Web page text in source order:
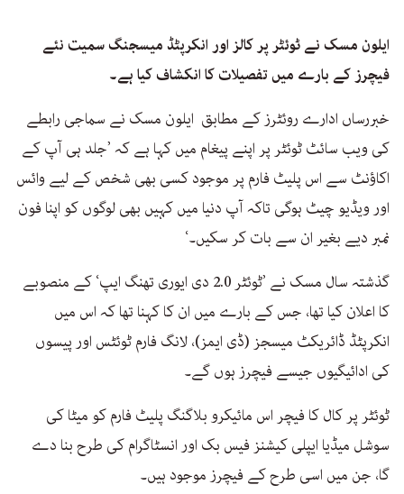
ایلون مسک نے ٹوئٹر پر کالز اور انکرپٹڈ میسجنگ سمیت نئے
فیچرز کے بارے میں تفصیلات کا انکشاف کیا ہے۔
خبررساں ادارے روئٹرز کے مطابق ایلون مسک نے سماجی رابطے
کی ویب سائٹ ٹوئٹر پر اپنے پیغام میں کہا ہے کہ ’جلد ہی آپ کے
اکاؤنٹ سے اس پلیٹ فارم پر موجود کسی بھی شخص کے لیے وائس
اور ویڈیو چیٹ ہوگی تاکہ آپ دنیا میں کہیں بھی لوگوں کو اپنا فون
نمبر دیے بغیر ان سے بات کر سکیں۔‘
گذشتہ سال مسک نے ’ٹوئٹر 2.0 دی ایوری تھنگ ایپ‘ کے منصوبے
کا اعلان کیا تھا، جس کے بارے میں ان کا کہنا تھا کہ اس میں
انکرپٹڈ ڈائریکٹ میسجز (ڈی ایمز)، لانگ فارم ٹوئٹس اور پیسوں
کی ادائیگیوں جیسے فیچرز ہوں گے۔
ٹوئٹر پر کال کا فیچر اس مائیکرو بلاگنگ پلیٹ فارم کو میٹا کی
سوشل میڈیا ایپلی کیشنز فیس بک اور انسٹاگرام کی طرح بنا دے
گا، جن میں اسی طرح کے فیچرز موجود ہیں۔